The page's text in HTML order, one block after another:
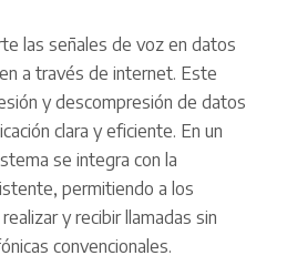
las señales de voz en datos
a través de internet. Este
y descompresión de datos
clara y eficiente. En un
se integra con la
permitiendo a los
y recibir llamadas sin
convencionales.